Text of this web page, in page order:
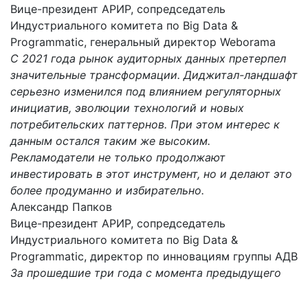
Вице-президент АРИР, сопредседатель
Индустриального комитета по Big Data &
Programmatic, генеральный директор Weborama
С 2021 года рынок аудиторных данных претерпел
значительные трансформации. Диджитал-ландшафт
серьезно изменился под влиянием регуляторных
инициатив, эволюции технологий и новых
потребительских паттернов. При этом интерес к
данным остался таким же высоким.
Рекламодатели не только продолжают
инвестировать в этот инструмент, но и делают это
более продуманно и избирательно.
Александр Папков
Вице-президент АРИР, сопредседатель
Индустриального комитета по Big Data &
Programmatic, директор по инновациям группы АДВ
За прошедшие три года с момента предыдущего